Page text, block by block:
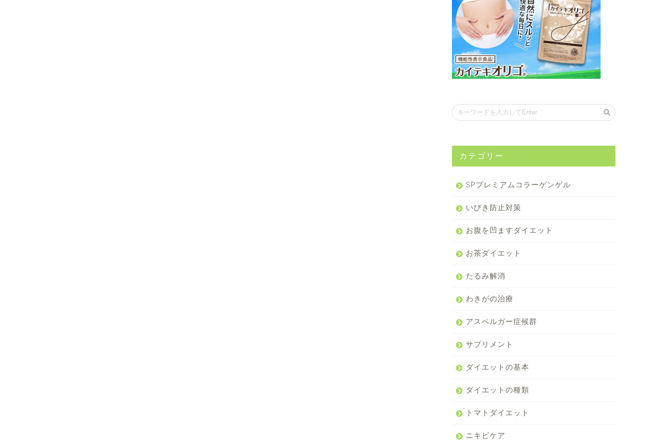
カテゴリー
SPプレミアムコラーゲンゲル
いびき防止対策
お腹を凹ますダイエット
お茶ダイエット
たるみ解消
わきがの治療
アスペルガー症候群
サプリメント
ダイエットの基本
ダイエットの種類
トマトダイエット
ニキビケア